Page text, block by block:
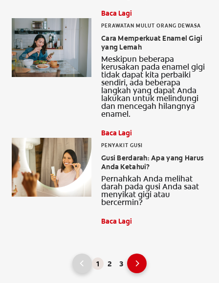
Baca Lagi
PERAWATAN MULUT ORANG DEWASA
Cara Memperkuat Enamel Gigi
yang Lemah
Meskipun beberapa
kerusakan pada enamel gigi
tidak dapat kita perbaiki
sendiri, ada beberapa
langkah yang dapat Anda
lakukan untuk melindungi
dan mencegah hilangnya
enamel.
Baca Lagi
PENYAKIT GUSI
Gusi Berdarah: Apa yang Harus
Anda Ketahui?
Pernahkah Anda melihat
darah pada gusi Anda saat
menyikat gigi atau
bercermin?
Baca Lagi
1 2 3